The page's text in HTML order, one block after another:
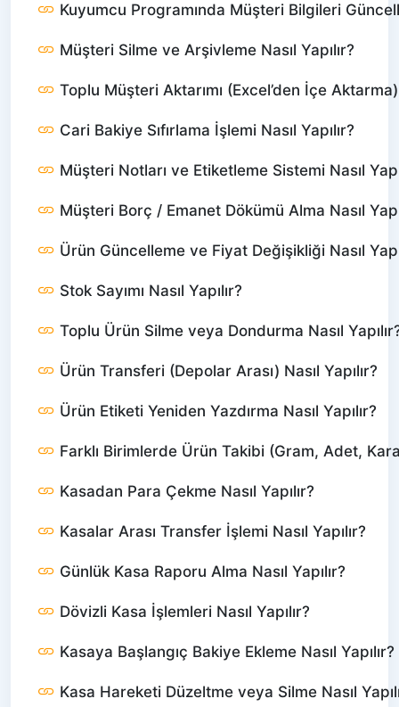
Kuyumcu Programında Müşteri Bilgileri
Müşteri Silme ve Arşivleme Nasıl Yapılır?
Toplu Müşteri Aktarımı (Excel’den İçe Aktarma)
Cari Bakiye Sıfırlama İşlemi Nasıl Yapılır?
Müşteri Notları ve Etiketleme Sistemi Nasıl
Müşteri Borç / Emanet Dökümü Alma Nasıl
Ürün Güncelleme ve Fiyat Değişikliği Nasıl
Stok Sayımı Nasıl Yapılır?
Toplu Ürün Silme veya Dondurma Nasıl
Ürün Transferi (Depolar Arası) Nasıl Yapılır?
Ürün Etiketi Yeniden Yazdırma Nasıl Yapılır?
Farklı Birimlerde Ürün Takibi (Gram, Adet,
Kasadan Para Çekme Nasıl Yapılır?
Kasalar Arası Transfer İşlemi Nasıl Yapılır?
Günlük Kasa Raporu Alma Nasıl Yapılır?
Dövizli Kasa İşlemleri Nasıl Yapılır?
Kasaya Başlangıç Bakiye Ekleme Nasıl Yapılır?
Kasa Hareketi Düzeltme veya Silme Nasıl